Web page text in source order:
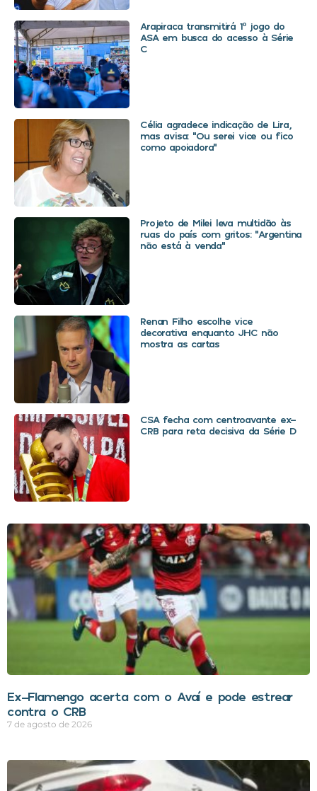
Arapiraca transmitirá 1º jogo do
ASA em busca do acesso à Série
C
Célia agradece indicação de Lira,
mas avisa: “Ou serei vice ou fico
como apoiadora”
Projeto de Milei leva multidão às
ruas do país com gritos: “Argentina
não está à venda”
Renan Filho escolhe vice
decorativa enquanto JHC não
mostra as cartas
CSA fecha com centroavante ex-
CRB para reta decisiva da Série D
Ex-Flamengo acerta com o Avaí e pode estrear
contra o CRB
7 de agosto de 2026